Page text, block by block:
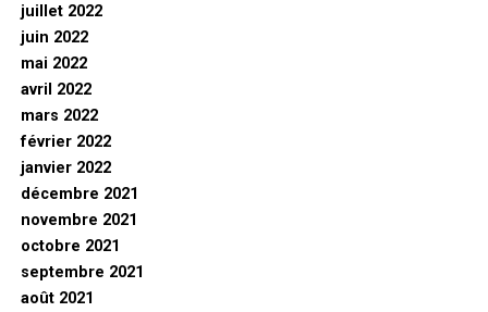
juillet 2022
juin 2022
mai 2022
avril 2022
mars 2022
février 2022
janvier 2022
décembre 2021
novembre 2021
octobre 2021
septembre 2021
août 2021